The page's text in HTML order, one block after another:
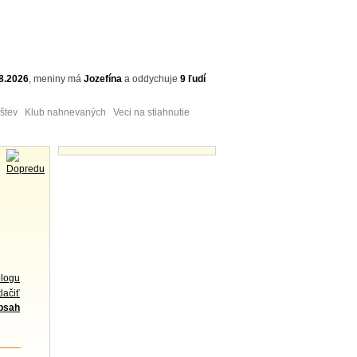
, meniny má Jozefína a oddychuje 9 ľudí
Klub nahnevaných Veci na stiahnutie